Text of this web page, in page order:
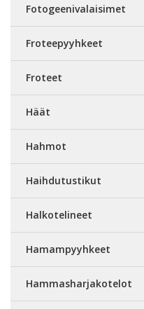
Fotogeenivalaisimet
Froteepyyhkeet
Froteet
Häät
Hahmot
Haihdutustikut
Halkotelineet
Hamampyyhkeet
Hammasharjakotelot